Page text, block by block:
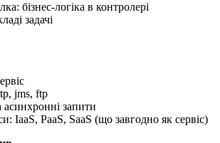
бізнес-логіка в контролері
задачі
jms, ftp
запити
IaaS, PaaS, SaaS (що завгодно як сервіс)